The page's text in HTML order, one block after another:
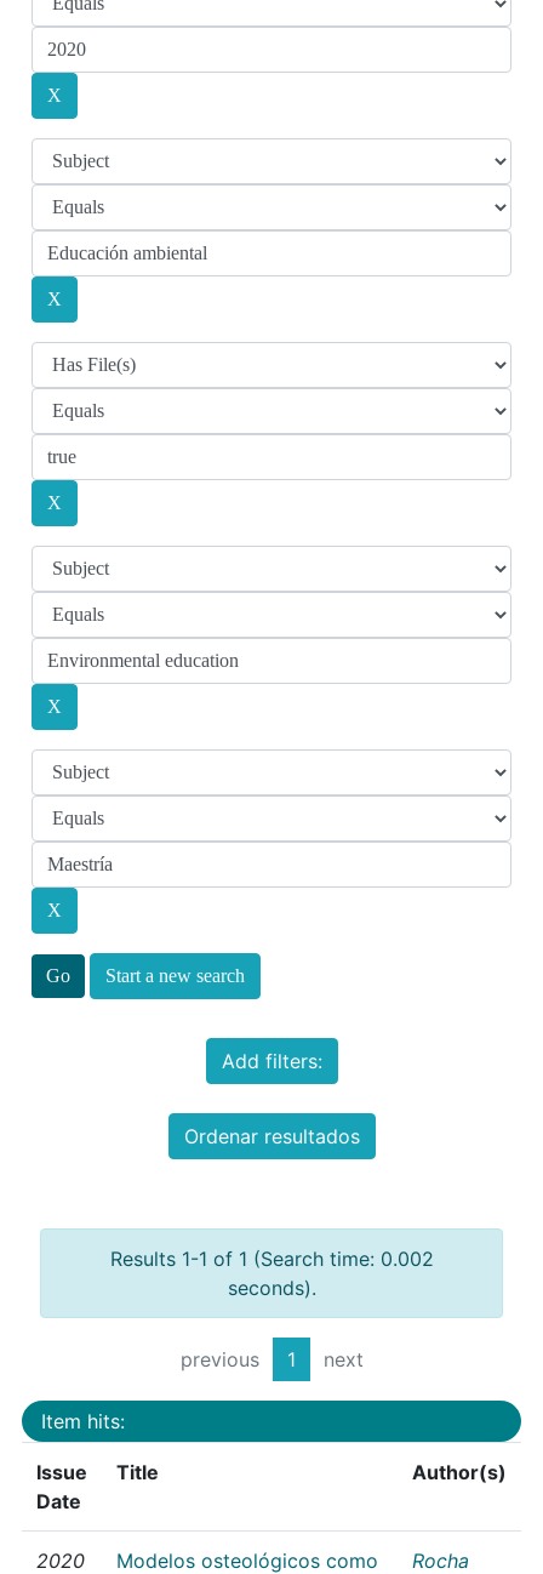
Start a new search
Add filters:
Ordenar resultados
Results 1-1 of 1 (Search time: 0.002
seconds).
previous 1 next
Item hits:
Issue
Date
Title Author(s)
2020
Modelos osteológicos como
Rocha